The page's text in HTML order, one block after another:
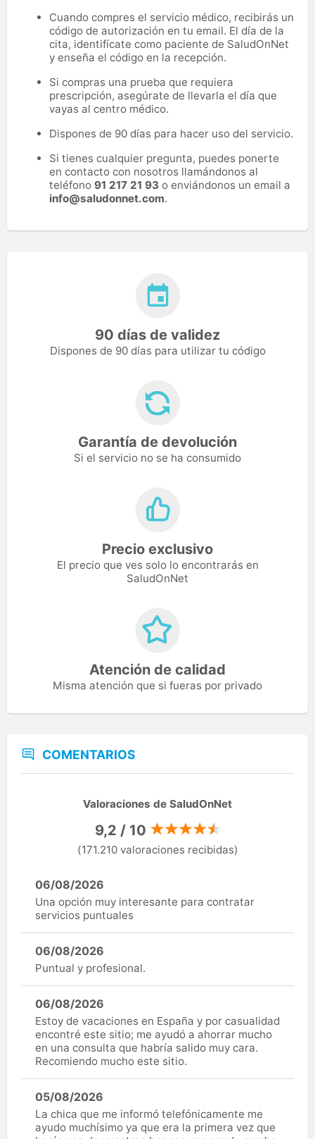
Cuando compres el servicio médico, recibirás un
código de autorización en tu email. El día de la
cita, identifícate como paciente de SaludOnNet
y enseña el código en la recepción.
Si compras una prueba que requiera
prescripción, asegúrate de llevarla el día que
vayas al centro médico.
Dispones de 90 días para hacer uso del servicio.
Si tienes cualquier pregunta, puedes ponerte
en contacto con nosotros llamándonos al
teléfono 91 217 21 93 o enviándonos un email a
info@saludonnet.com.
90 días de validez
Dispones de 90 días para utilizar tu código
Garantía de devolución
Si el servicio no se ha consumido
Precio exclusivo
El precio que ves solo lo encontrarás en
SaludOnNet
Atención de calidad
Misma atención que si fueras por privado
COMENTARIOS
Valoraciones de SaludOnNet
9,2 / 10
(171.210 valoraciones recibidas)
06/08/2026
Una opción muy interesante para contratar
servicios puntuales
06/08/2026
Puntual y profesional.
06/08/2026
Estoy de vacaciones en España y por casualidad
encontré este sitio; me ayudó a ahorrar mucho
en una consulta que habría salido muy cara.
Recomiendo mucho este sitio.
05/08/2026
La chica que me informó telefónicamente me
ayudo muchísimo ya que era la primera vez que